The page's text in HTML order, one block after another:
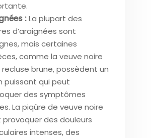
:La plupart des
d’araignées sont
mais certaines
comme la veuve noire
brune, possèdent un
puissant qui peut
des symptômes
La piqûre de veuve noire
des douleurs
intenses, des